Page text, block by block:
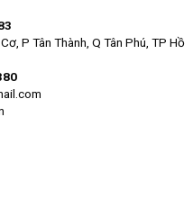
P Tân Thành, Q Tân Phú, TP Hồ